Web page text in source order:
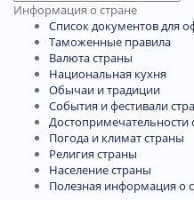
Информация о стране
Список документов для
Таможенные правила
Валюта страны
Национальная кухня
Обычаи и традиции
События и фестивали
Достопримечательности
Погода и климат страны
Религия страны
Население страны
Полезная информация о